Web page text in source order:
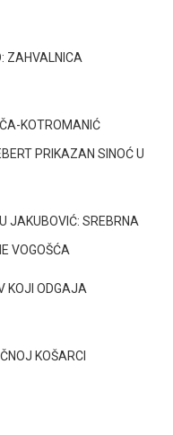
ZAHVALNICA
KOTROMANIĆ
PRIKAZAN SINOĆ U
JAKUBOVIĆ: SREBRNA
VOGOŠĆA
KOJI ODGAJA
KOŠARCI